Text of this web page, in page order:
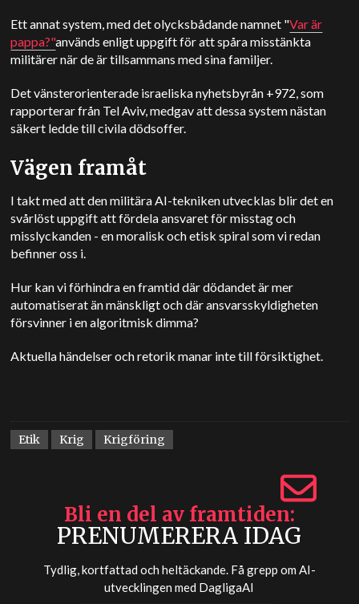
Ett annat system, med det olycksbådande namnet "Var är
pappa?"används enligt uppgift för att spåra misstänkta
militärer när de är tillsammans med sina familjer.
Det vänsterorienterade israeliska nyhetsbyrån +972, som
rapporterar från Tel Aviv, medgav att dessa system nästan
säkert ledde till civila dödsoffer.
Vägen framåt
I takt med att den militära AI-tekniken utvecklas blir det en
svårlöst uppgift att fördela ansvaret för misstag och
misslyckanden - en moralisk och etisk spiral som vi redan
befinner oss i.
Hur kan vi förhindra en framtid där dödandet är mer
automatiserat än mänskligt och där ansvarsskyldigheten
försvinner i en algoritmisk dimma?
Aktuella händelser och retorik manar inte till försiktighet.
Etik Krig Krigföring
Bli en del av framtiden
PRENUMERERA IDAG
Tydlig, kortfattad och heltäckande. Få grepp om AI-
utvecklingen med DagligaAI